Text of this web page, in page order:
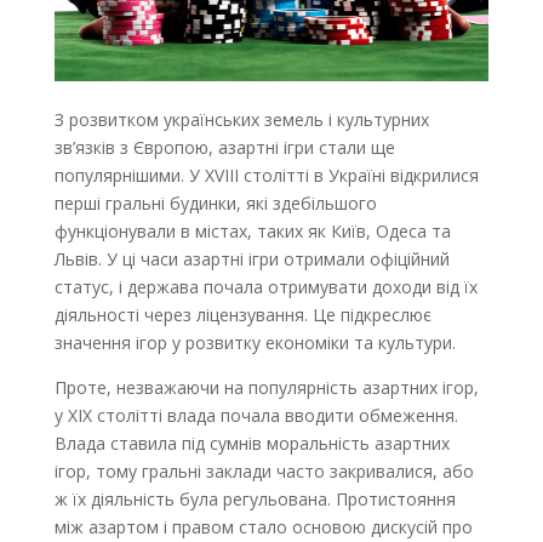
З розвитком українських земель і культурних
зв’язків з Європою, азартні ігри стали ще
популярнішими. У XVIII столітті в Україні відкрилися
перші гральні будинки, які здебільшого
функціонували в містах, таких як Київ, Одеса та
Львів. У ці часи азартні ігри отримали офіційний
статус, і держава почала отримувати доходи від їх
діяльності через ліцензування. Це підкреслює
значення ігор у розвитку економіки та культури.
Проте, незважаючи на популярність азартних ігор,
у XIX столітті влада почала вводити обмеження.
Влада ставила під сумнів моральність азартних
ігор, тому гральні заклади часто закривалися, або
ж їх діяльність була регульована. Протистояння
між азартом і правом стало основою дискусій про